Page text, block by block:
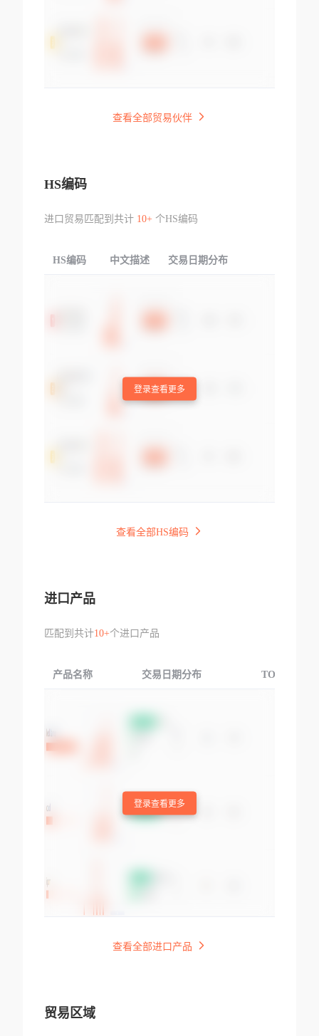
查看全部贸易伙伴
HS编码
进口贸易匹配到共计 10+个HS编码
HS编码 中文描述 交易日期分布
登录查看更多
查看全部HS编码
进口产品
匹配到共计10+个进口产品
产品名称 交易日期分布 TOP3交易国
登录查看更多
查看全部进口产品
贸易区域